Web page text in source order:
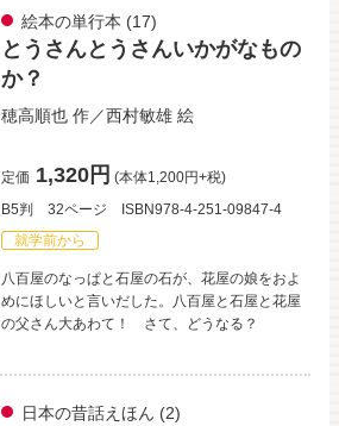
絵本の単行本 (17)
とうさんとうさんいかがなもの
か？
穂高順也 作／西村敏雄 絵
定価 1,320円 (本体1,200円+税)
B5判
32ページ
ISBN978-4-251-09847-4
就学前から
八百屋のなっぱと石屋の石が、花屋の娘をおよ
めにほしいと言いだした。八百屋と石屋と花屋
の父さん大あわて！ さて、どうなる？
日本の昔話えほん (2)